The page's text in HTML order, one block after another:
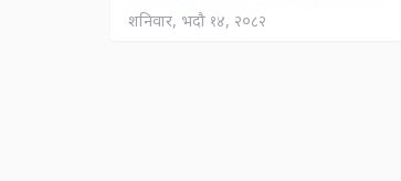
शनिवार, भदौ १४, २०८२